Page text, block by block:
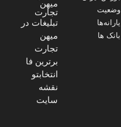
وضعیت
یارانه‌ها
بانک ها
میهن
تجارت
تبلیغات در
میهن
تجارت
برترین فا
انتخابتو
نقشه
سایت